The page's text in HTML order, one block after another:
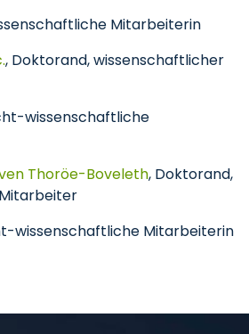
Mitarbeiterin
, Doktorand, wissenschaftlicher
wissenschaftliche
Thoröe-Boveleth, Doktorand,
wissenschaftliche Mitarbeiterin